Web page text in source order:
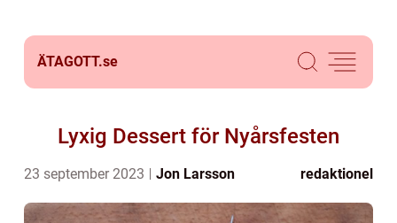
ÄTAGOTT.se
Lyxig Dessert för Nyårsfesten
23 september 2023 Jon Larsson redaktionel